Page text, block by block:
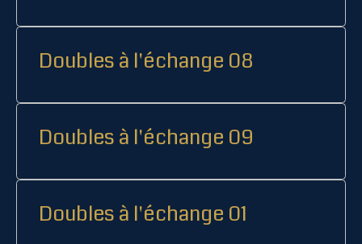
Doubles à l'échange 08
Doubles à l'échange 09
Doubles à l'échange 01